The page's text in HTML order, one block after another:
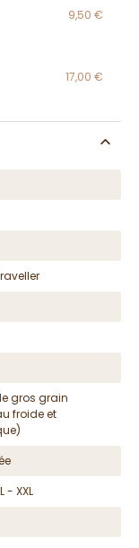
9,50 €
17,00 €
gros grain
froide et
- XXL